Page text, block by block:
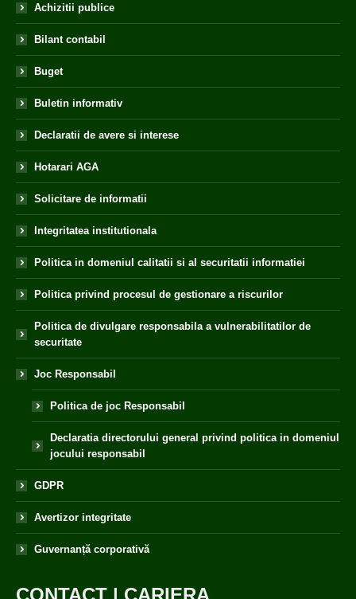
Achizitii publice
Bilant contabil
Buget
Buletin informativ
Declaratii de avere si interese
Hotarari AGA
Solicitare de informatii
Integritatea institutionala
Politica in domeniul calitatii si al securitatii informatiei
Politica privind procesul de gestionare a riscurilor
Politica de divulgare responsabila a vulnerabilitatilor de
securitate
Joc Responsabil
Politica de joc Responsabil
Declaratia directorului general privind politica in domeniul
jocului responsabil
GDPR
Avertizor integritate
Guvernanță corporativă
CONTACT | CARIERA